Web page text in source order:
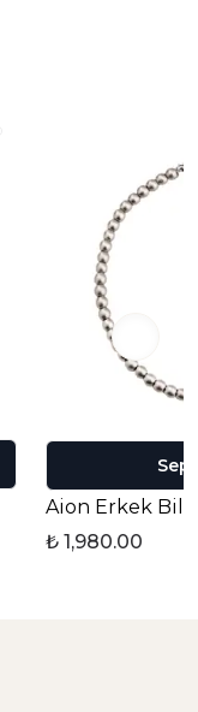
Aion Erkek
₺ 1,980.00